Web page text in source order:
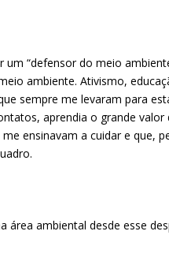
um “defensor do meio
ambiente. Ativismo,
sempre me levaram para
aprendia o grande
ensinavam a cuidar e que,
área ambiental desde esse